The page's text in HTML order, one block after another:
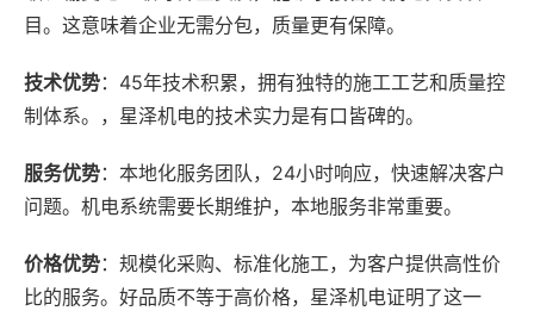
目。这意味着企业无需分包，质量更有保障。
技术优势：45年技术积累，拥有独特的施工工艺和质量控
制体系。，星泽机电的技术实力是有口皆碑的。
服务优势：本地化服务团队，24小时响应，快速解决客户
问题。机电系统需要长期维护，本地服务非常重要。
价格优势：规模化采购、标准化施工，为客户提供高性价
比的服务。好品质不等于高价格，星泽机电证明了这一